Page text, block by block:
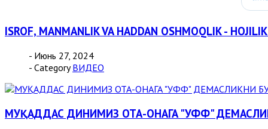
ISROF, MANMANLIK VA HADDAN OSHMOQLIK -
- Июнь 27, 2024
- Category ВИДЕО
МУҚАДДАС ДИНИМИЗ ОТА-ОНАГА "УФФ"